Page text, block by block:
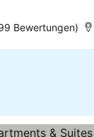
Bewertungen)